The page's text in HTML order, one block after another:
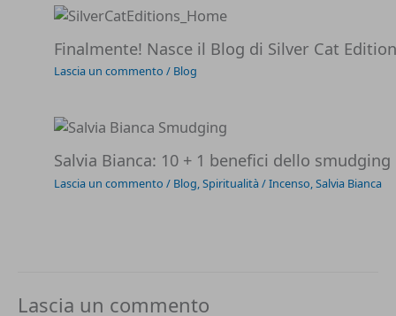
Finalmente! Nasce il Blog di Silver Cat
Lascia un commento / Blog
Salvia Bianca: 10 + 1 benefici dello
Lascia un commento / Blog ,Spiritualità /Incenso ,Salvia Bianca
Lascia un commento